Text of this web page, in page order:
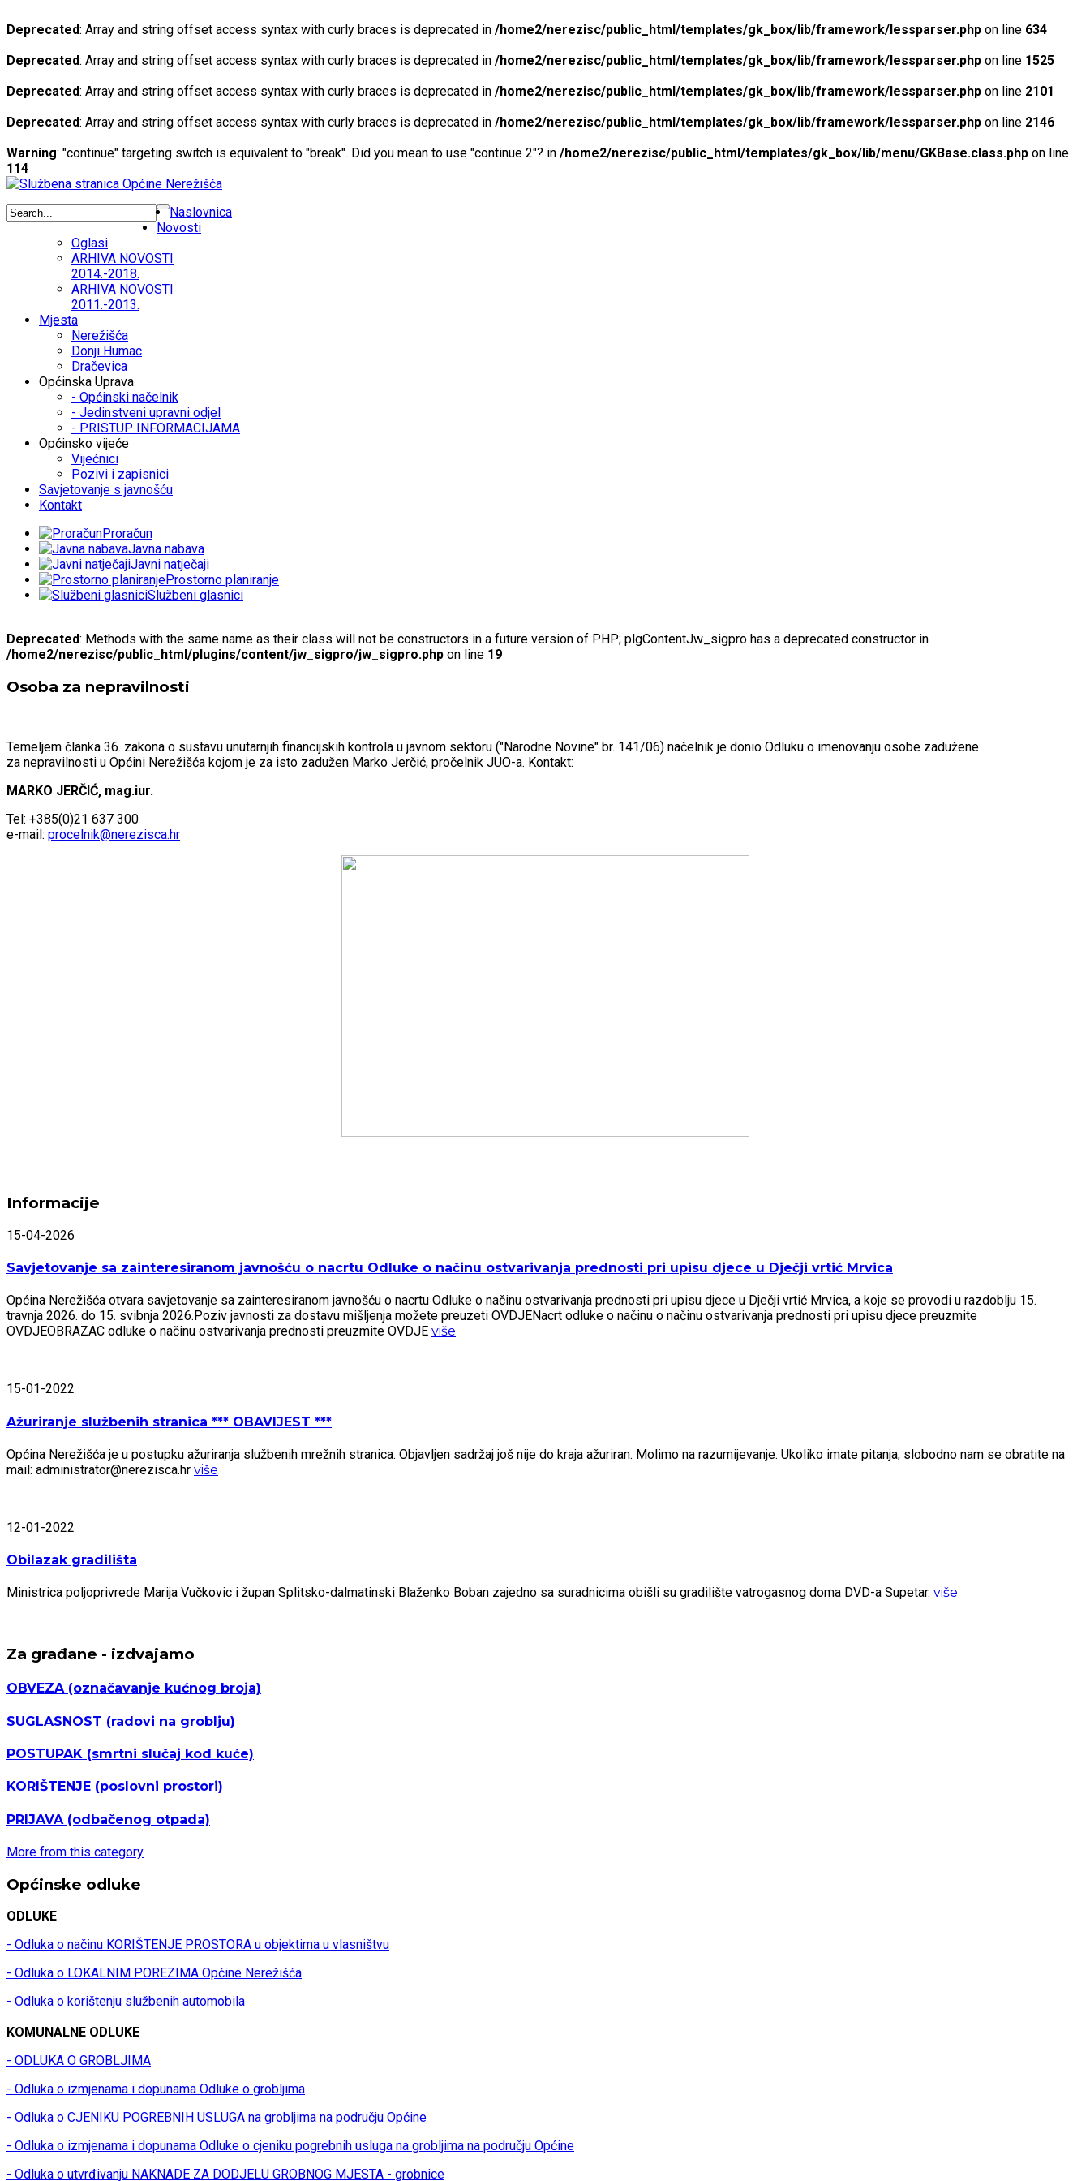
Deprecated: Array and string offset access syntax with curly braces is deprecated in /home2/nerezisc/public_html/templates/gk_box/lib/framework/lessparser.php on line 634
Deprecated: Array and string offset access syntax with curly braces is deprecated in /home2/nerezisc/public_html/templates/gk_box/lib/framework/lessparser.php on line 1525
Deprecated: Array and string offset access syntax with curly braces is deprecated in /home2/nerezisc/public_html/templates/gk_box/lib/framework/lessparser.php on line 2101
Deprecated: Array and string offset access syntax with curly braces is deprecated in /home2/nerezisc/public_html/templates/gk_box/lib/framework/lessparser.php on line 2146
Warning: "continue" targeting switch is equivalent to "break". Did you mean to use "continue 2"? in /home2/nerezisc/public_html/templates/gk_box/lib/menu/GKBase.class.php on line
114
Naslovnica
Novosti
Oglasi
ARHIVA NOVOSTI
2014.-2018.
ARHIVA NOVOSTI
2011.-2013.
Mjesta
Nerežišća
Donji Humac
Dračevica
Općinska Uprava
- Općinski načelnik
- Jedinstveni upravni odjel
- PRISTUP INFORMACIJAMA
Općinsko vijeće
Vijećnici
Pozivi i zapisnici
Savjetovanje s javnošću
Kontakt
Proračun
Javna nabava
Javni natječaji
Prostorno planiranje
Službeni glasnici
Deprecated: Methods with the same name as their class will not be constructors in a future version of PHP; plgContentJw_sigpro has a deprecated constructor in
/home2/nerezisc/public_html/plugins/content/jw_sigpro/jw_sigpro.php on line 19
Osoba za nepravilnosti
Temeljem članka 36. zakona o sustavu unutarnjih financijskih kontrola u javnom sektoru ("Narodne Novine" br. 141/06) načelnik je donio Odluku o imenovanju osobe zadužene
za nepravilnosti u Općini Nerežišća kojom je za isto zadužen Marko Jerčić, pročelnik JUO-a. Kontakt:
MARKO JERČIĆ, mag.iur.
Tel: +385(0)21 637 300
e-mail: procelnik@nerezisca.hr
Informacije
15-04-2026
Savjetovanje sa zainteresiranom javnošću o nacrtu Odluke o načinu ostvarivanja prednosti pri upisu djece u Dječji vrtić Mrvica
Općina Nerežišća otvara savjetovanje sa zainteresiranom javnošću o nacrtu Odluke o načinu ostvarivanja prednosti pri upisu djece u Dječji vrtić Mrvica, a koje se provodi u razdoblju 15.
travnja 2026. do 15. svibnja 2026.Poziv javnosti za dostavu mišljenja možete preuzeti OVDJENacrt odluke o načinu o načinu ostvarivanja prednosti pri upisu djece preuzmite
OVDJEOBRAZAC odluke o načinu ostvarivanja prednosti preuzmite OVDJE više
15-01-2022
Ažuriranje službenih stranica *** OBAVIJEST ***
Općina Nerežišća je u postupku ažuriranja službenih mrežnih stranica. Objavljen sadržaj još nije do kraja ažuriran. Molimo na razumijevanje. Ukoliko imate pitanja, slobodno nam se obratite na
mail: administrator@nerezisca.hr više
12-01-2022
Obilazak gradilišta
Ministrica poljoprivrede Marija Vučkovic i župan Splitsko-dalmatinski Blaženko Boban zajedno sa suradnicima obišli su gradilište vatrogasnog doma DVD-a Supetar. više
Za građane - izdvajamo
OBVEZA(označavanje kućnog broja)
SUGLASNOST (radovi na groblju)
POSTUPAK (smrtni slučaj kod kuće)
KORIŠTENJE (poslovni prostori)
PRIJAVA (odbačenog otpada)
More from this category
Općinske odluke
ODLUKE
- Odluka o načinu KORIŠTENJE PROSTORA u objektima u vlasništvu
- Odluka o LOKALNIM POREZIMA Općine Nerežišća
- Odluka o korištenju službenih automobila
KOMUNALNE ODLUKE
- ODLUKA O GROBLJIMA
- Odluka o izmjenama i dopunama Odluke o grobljima
- Odluka o CJENIKU POGREBNIH USLUGA na grobljima na području Općine
- Odluka o izmjenama i dopunama Odluke o cjeniku pogrebnih usluga na grobljima na području Općine
- Odluka o utvrđivanju NAKNADE ZA DODJELU GROBNOG MJESTA - grobnice